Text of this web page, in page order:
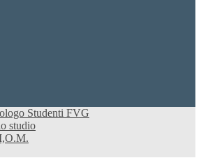
Studenti FVG
studio